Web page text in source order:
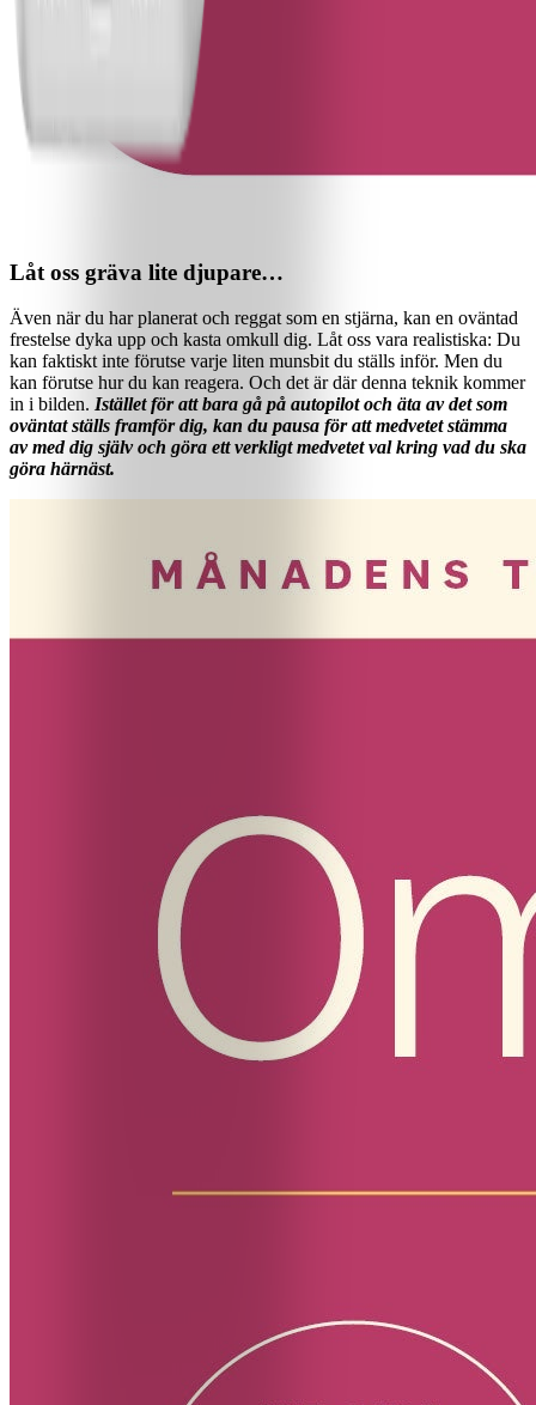
Låt oss gräva lite djupare…
Även när du har planerat och reggat som en stjärna, kan en oväntad
frestelse dyka upp och kasta omkull dig. Låt oss vara realistiska: Du
kan faktiskt inte förutse varje liten munsbit du ställs inför. Men du
kan förutse hur du kan reagera. Och det är där denna teknik kommer
in i bilden. Istället för att bara gå på autopilot och äta av det som
oväntat ställs framför dig, kan du pausa för att medvetet stämma
av med dig själv och göra ett verkligt medvetet val kring vad du ska
göra härnäst.